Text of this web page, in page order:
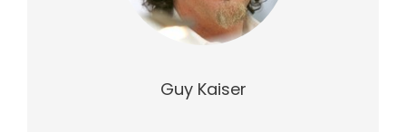
Guy Kaiser